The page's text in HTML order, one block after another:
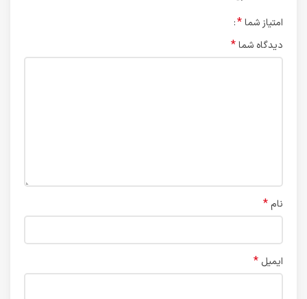
امتیاز شما*
دیدگاه شما*
نام *
ایمیل *